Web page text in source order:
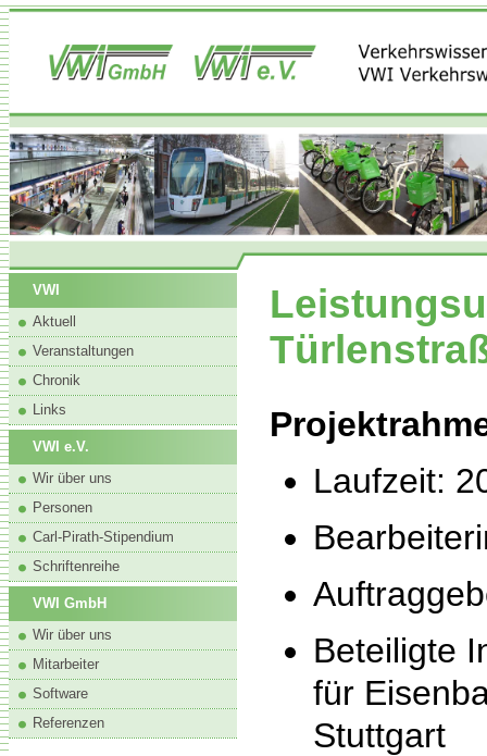
VWI
Aktuell
Veranstaltungen
Chronik
Links
VWI e.V.
Wir über uns
Personen
Carl-Pirath-Stipendium
Schriftenreihe
VWI GmbH
Wir über uns
Mitarbeiter
Software
Referenzen
Laufzeit:
Beteiligte
für
Stuttgart